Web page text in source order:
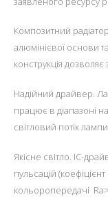
Композитний
алюмінієвої основи
конструкція
Надійний драйвер.
працює в діапазоні
світловий потік
Якісне світло. IC-
пульсацій
кольоропередачі